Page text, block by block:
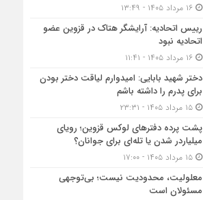
۱۶ مرداد ۱۴۰۵ - ۱۳:۴۹
رییس اتحادیه: آرایشگر هتاک در قزوین عضو
اتحادیه نبود
۱۶ مرداد ۱۴۰۵ - ۱۱:۴۱
دختر شهید بابایی: امیدوارم لیاقت دختر بودن
برای پدرم را داشته باشم
۱۵ مرداد ۱۴۰۵ - ۲۳:۳۱
پشت پرده دفترهای لوکس قزوین؛ رویای
میلیاردر شدن یا تله‌ای برای جوانان؟
۱۵ مرداد ۱۴۰۵ - ۱۷:۰۰
معلولیت، محدودیت نیست؛ بی‌توجهی
مسئولان است